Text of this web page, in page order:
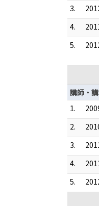
3.
4.
5.
講師・
1.
2.
3.
4.
5.